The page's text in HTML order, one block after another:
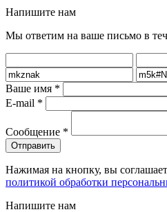
Напишите нам
Мы ответим на ваше письмо в
Ваше имя *
E-mail *
Сообщение *
Нажимая на кнопку, вы
политикой обработки
Напишите нам